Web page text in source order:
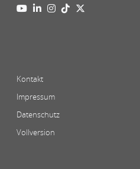
Kontakt
Impressum
Datenschutz
Vollversion